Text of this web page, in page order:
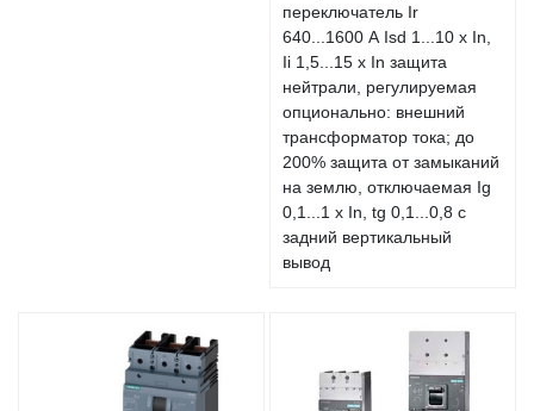
переключатель Ir
640...1600 А Isd 1...10 x In,
Ii 1,5...15 x In защита
нейтрали, регулируемая
опционально: внешний
трансформатор тока; до
200% защита от замыканий
на землю, отключаемая Ig
0,1...1 x In, tg 0,1...0,8 с
задний вертикальный
вывод